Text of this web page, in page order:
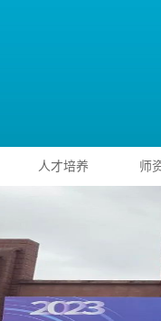
人才培养 师